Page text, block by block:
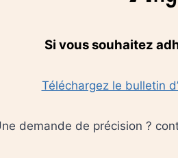
Si vous souhaitez
Téléchargez le bulletin
demande de précision ?